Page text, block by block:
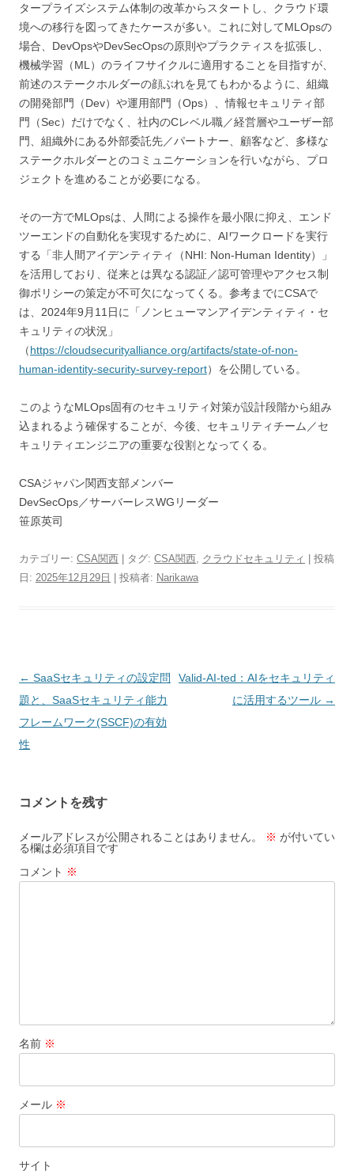
タープライズシステム体制の改革からスタートし、クラウド環
境への移行を図ってきたケースが多い。これに対してMLOpsの
場合、DevOpsやDevSecOpsの原則やプラクティスを拡張し、
機械学習（ML）のライフサイクルに適用することを目指すが、
前述のステークホルダーの顔ぶれを見てもわかるように、組織
の開発部門（Dev）や運用部門（Ops）、情報セキュリティ部
門（Sec）だけでなく、社内のCレベル職／経営層やユーザー部
門、組織外にある外部委託先／パートナー、顧客など、多様な
ステークホルダーとのコミュニケーションを行いながら、プロ
ジェクトを進めることが必要になる。
その一方でMLOpsは、人間による操作を最小限に抑え、エンド
ツーエンドの自動化を実現するために、AIワークロードを実行
する「非人間アイデンティティ（NHI: Non-Human Identity）」
を活用しており、従来とは異なる認証／認可管理やアクセス制
御ポリシーの策定が不可欠になってくる。参考までにCSAで
は、2024年9月11日に「ノンヒューマンアイデンティティ・セ
キュリティの状況」
（https://cloudsecurityalliance.org/artifacts/state-of-non-
human-identity-security-survey-report）を公開している。
このようなMLOps固有のセキュリティ対策が設計段階から組み
込まれるよう確保することが、今後、セキュリティチーム／セ
キュリティエンジニアの重要な役割となってくる。
CSAジャパン関西支部メンバー
DevSecOps／サーバーレスWGリーダー
笹原英司
カテゴリー: CSA関西 | タグ: CSA関西 クラウドセキュリティ | 投稿
日: 2025年12月29日 | 投稿者: Narikawa
投稿ナビゲーション
← SaaSセキュリティの設定問
題と、SaaSセキュリティ能力
フレームワーク(SSCF)の有効
性
Valid-AI-ted：AIをセキュリティ
に活用するツール →
コメントを残す
メールアドレスが公開されることはありません。 ※ が付いてい
る欄は必須項目です
コメント ※
名前 ※
メール ※
サイト